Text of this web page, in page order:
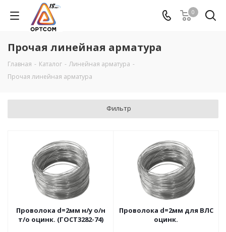
0
Прочая линейная арматура
Главная - Каталог - Линейная арматура -
Прочая линейная арматура
Фильтр
Проволока d=2мм н/у о/н
т/о оцинк. (ГОСТ3282-74)
Проволока d=2мм для ВЛС
оцинк.